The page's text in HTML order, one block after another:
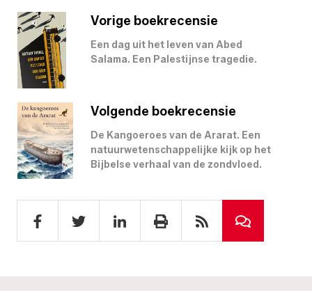
Vorige boekrecensie
Een dag uit het leven van Abed
Salama. Een Palestijnse tragedie.
Volgende boekrecensie
De Kangoeroes van de Ararat. Een
natuurwetenschappelijke kijk op het
Bijbelse verhaal van de zondvloed.